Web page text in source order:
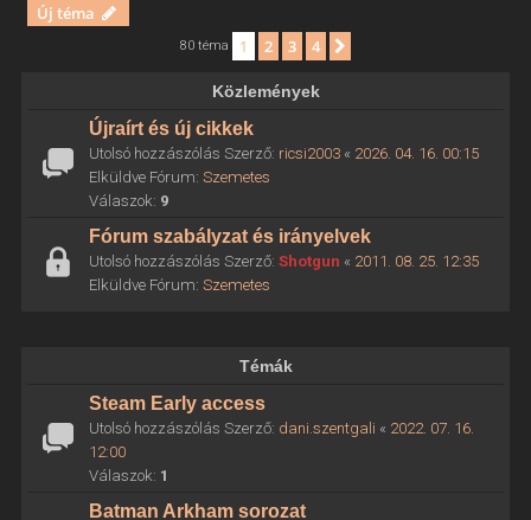
Új téma
80 téma 1 2 3 4
Közlemények
Újraírt és új cikkek
Utolsó hozzászólás Szerző: ricsi2003« 2026. 04. 16. 00:15
Elküldve Fórum: Szemetes
Válaszok: 9
Fórum szabályzat és irányelvek
Utolsó hozzászólás Szerző: Shotgun « 2011. 08. 25. 12:35
Elküldve Fórum: Szemetes
Témák
Steam Early access
Utolsó hozzászólás Szerző: dani.szentgali « 2022. 07. 16.
12:00
Válaszok: 1
Batman Arkham sorozat